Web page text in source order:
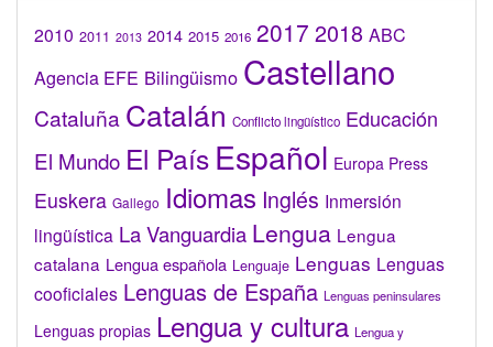
2010 2011 2013 2014 2015 2016 2017 2018 ABC
Agencia EFE Bilingüismo Castellano
Cataluña Catalán Conflicto lingüístico Educación
El Mundo El País Español Europa Press
Euskera Gallego Idiomas Inglés Inmersión
lingüística La Vanguardia Lengua Lengua
catalana Lengua española Lenguaje Lenguas Lenguas
cooficiales Lenguas de España Lenguas peninsulares
Lenguas propias Lengua y cultura Lengua y